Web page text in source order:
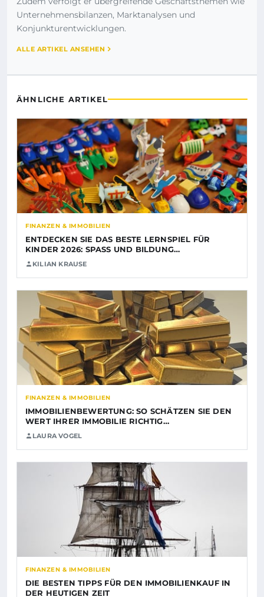
Unternehmensbilanzen, Marktanalysen und
Konjunkturentwicklungen.
ALLE ARTIKEL ANSEHEN
ÄHNLICHE ARTIKEL
FINANZEN & IMMOBILIEN
ENTDECKEN SIE DAS BESTE LERNSPIEL FÜR
KINDER 2026: SPASS UND BILDUNG…
KILIAN KRAUSE
FINANZEN & IMMOBILIEN
IMMOBILIENBEWERTUNG: SO SCHÄTZEN SIE DEN
WERT IHRER IMMOBILIE RICHTIG…
LAURA VOGEL
FINANZEN & IMMOBILIEN
DIE BESTEN TIPPS FÜR DEN IMMOBILIENKAUF IN
DER HEUTIGEN ZEIT